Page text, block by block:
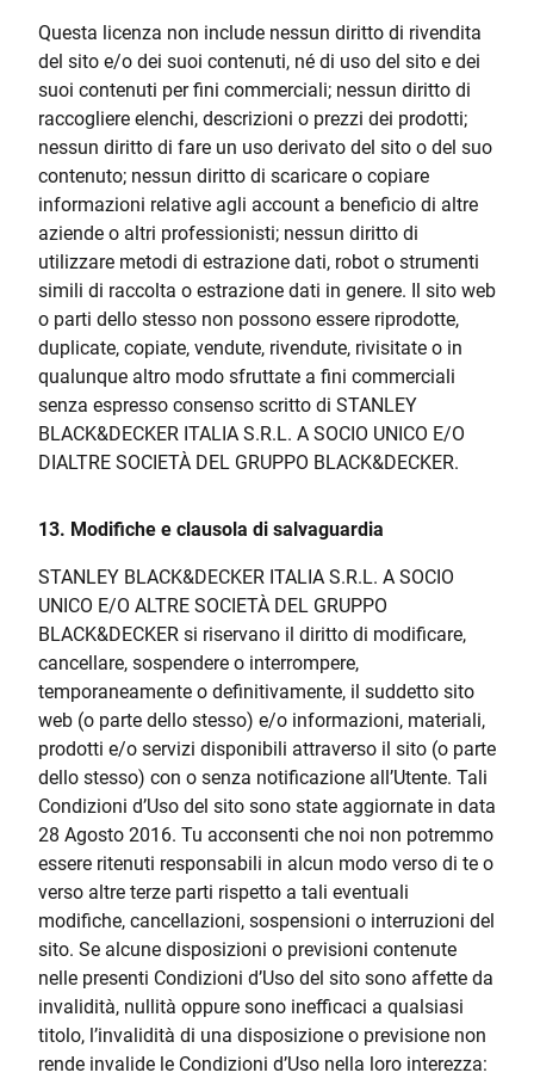
Questa licenza non include nessun diritto di rivendita
del sito e/o dei suoi contenuti, né di uso del sito e dei
suoi contenuti per fini commerciali; nessun diritto di
raccogliere elenchi, descrizioni o prezzi dei prodotti;
nessun diritto di fare un uso derivato del sito o del suo
contenuto; nessun diritto di scaricare o copiare
informazioni relative agli account a beneficio di altre
aziende o altri professionisti; nessun diritto di
utilizzare metodi di estrazione dati, robot o strumenti
simili di raccolta o estrazione dati in genere. Il sito web
o parti dello stesso non possono essere riprodotte,
duplicate, copiate, vendute, rivendute, rivisitate o in
qualunque altro modo sfruttate a fini commerciali
senza espresso consenso scritto di STANLEY
BLACK&DECKER ITALIA S.R.L. A SOCIO UNICO E/O
DIALTRE SOCIETÀ DEL GRUPPO BLACK&DECKER.
13. Modifiche e clausola di salvaguardia
STANLEY BLACK&DECKER ITALIA S.R.L. A SOCIO
UNICO E/O ALTRE SOCIETÀ DEL GRUPPO
BLACK&DECKER si riservano il diritto di modificare,
cancellare, sospendere o interrompere,
temporaneamente o definitivamente, il suddetto sito
web (o parte dello stesso) e/o informazioni, materiali,
prodotti e/o servizi disponibili attraverso il sito (o parte
dello stesso) con o senza notificazione all’Utente. Tali
Condizioni d’Uso del sito sono state aggiornate in data
28 Agosto 2016. Tu acconsenti che noi non potremmo
essere ritenuti responsabili in alcun modo verso di te o
verso altre terze parti rispetto a tali eventuali
modifiche, cancellazioni, sospensioni o interruzioni del
sito. Se alcune disposizioni o previsioni contenute
nelle presenti Condizioni d’Uso del sito sono affette da
invalidità, nullità oppure sono inefficaci a qualsiasi
titolo, l’invalidità di una disposizione o previsione non
rende invalide le Condizioni d’Uso nella loro interezza: